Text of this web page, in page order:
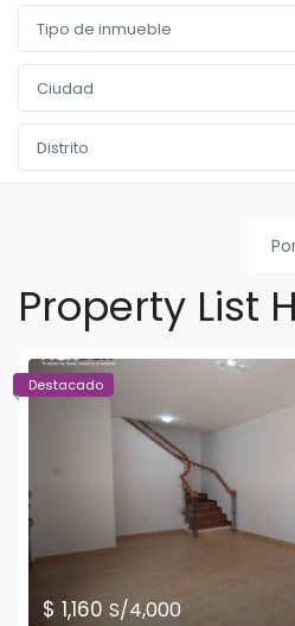
Tipo de inmueble
Ciudad
Distrito
Property List
$ 1,160S/4,000
Destacado